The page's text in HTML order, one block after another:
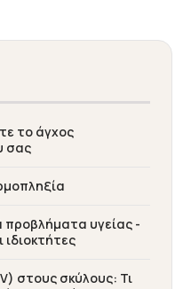
το άγχος
σας
προβλήματα υγείας -
ιδιοκτήτες
στους σκύλους: Τι